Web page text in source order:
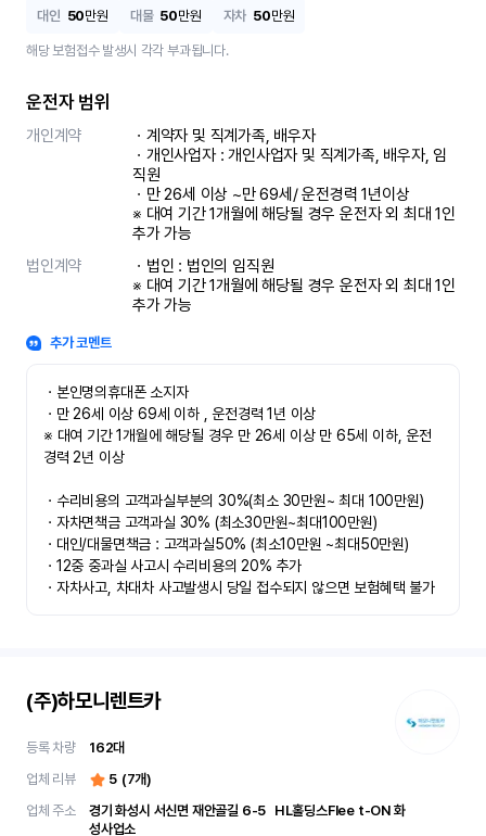
대인 50만원 대물 50만원 자차 50만원
해당 보험접수 발생시 각각 부과됩니다.
운전자 범위
개인계약
ㆍ계약자 및 직계가족, 배우자
ㆍ개인사업자 : 개인사업자 및 직계가족, 배우자, 임
직원
ㆍ만 26세 이상 ~만 69세/ 운전경력 1년이상
※ 대여 기간 1개월에 해당될 경우 운전자 외 최대 1인
추가 가능
법인계약
ㆍ법인 : 법인의 임직원
※ 대여 기간 1개월에 해당될 경우 운전자 외 최대 1인
추가 가능
추가 코멘트
ㆍ본인명의휴대폰 소지자
ㆍ만 26세 이상 69세 이하 , 운전경력 1년 이상
※ 대여 기간 1개월에 해당될 경우 만 26세 이상 만 65세 이하, 운전
경력 2년 이상
ㆍ수리비용의 고객과실부분의 30%(최소 30만원~ 최대 100만원)
ㆍ자차면책금 고객과실 30% (최소30만원~최대100만원)
ㆍ대인/대물면책금 : 고객과실50% (최소10만원 ~최대50만원)
ㆍ12중 중과실 사고시 수리비용의 20% 추가
ㆍ자차사고, 차대차 사고발생시 당일 접수되지 않으면 보험혜택 불가
(주)하모니렌트카
등록 차량 162대
업체 리뷰
5 (7개)
업체 주소
경기 화성시 서신면 재안골길 6-5	 HL홀딩스Flee t-ON 화
성사업소